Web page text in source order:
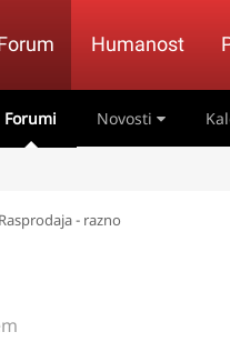
Humanost
Forumi Novosti
Rasprodaja - razno